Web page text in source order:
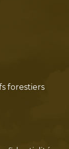
forestiers